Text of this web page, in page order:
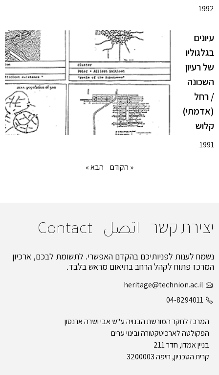
1992
עיונים
בגלגוליו
של רעיון
השכונה
/ רחל
(אדמתי)
קלוש
1991
« הקודם הבא »
יצירת קשר اتصل Contact
נשמח לענות לפניותיכם בהקדם האפשרי. לתשומת לבכם, ארכיון
המרכז פתוח לקהל הרחב בתיאום מראש בלבד.
heritage@technion.ac.il
04-8294011
המרכז לחקר המורשת הבנויה ע"ש אבי ושרה ארנסון
הפקולטה לארכיטקטורה ובינוי ערים
בניין אמדו, חדר 211
קרית הטכניון, חיפה 3200003